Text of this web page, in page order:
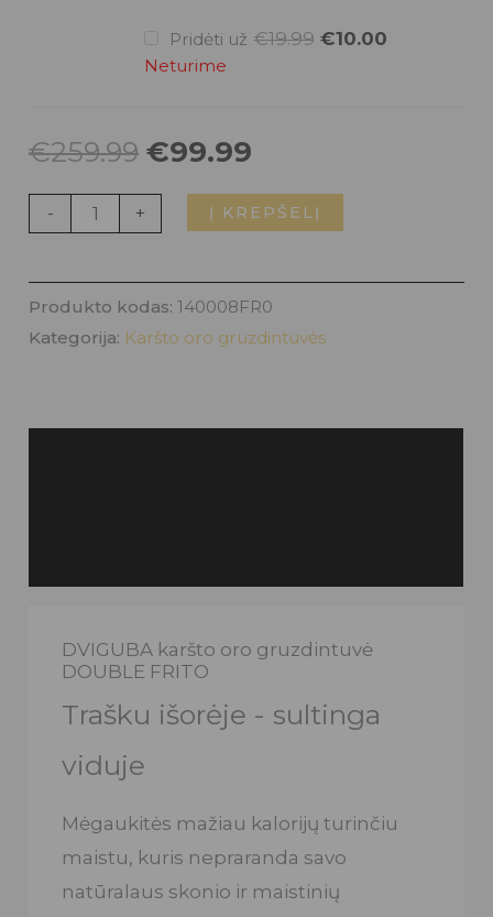
Pridėti už €19.99 €10.00
Neturime
€259.99 €99.99
- + Į KREPŠELĮ
Produkto kodas:140008FR0
Kategorija: Karšto oro gruzdintuvės
DVIGUBA karšto oro gruzdintuvė
DOUBLE FRITO
Trašku išorėje - sultinga
viduje
Mėgaukitės mažiau kalorijų turinčiu
maistu, kuris nepraranda savo
natūralaus skonio ir maistinių